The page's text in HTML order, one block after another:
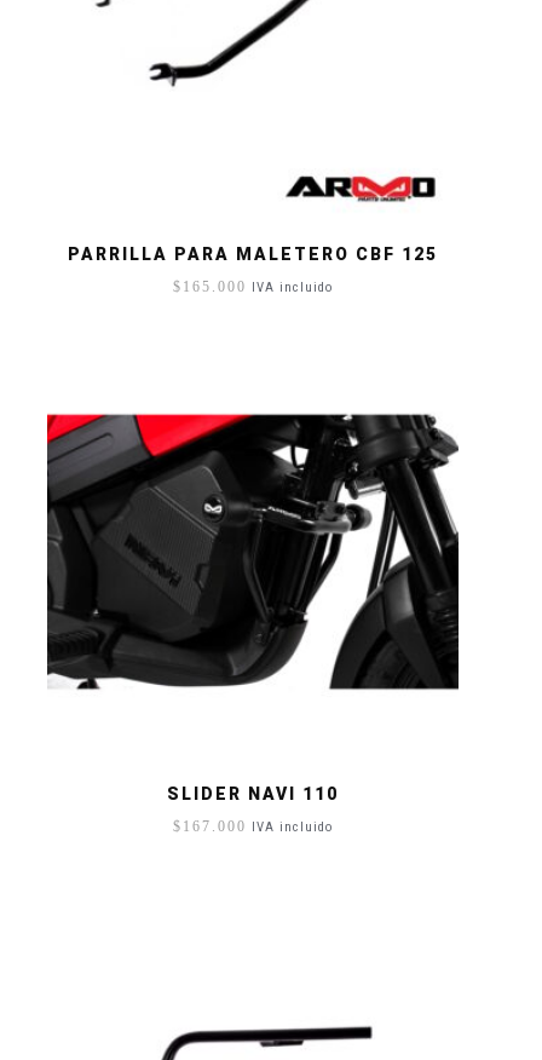
PARRILLA PARA MALETERO CBF 125
$ 165.000 IVA incluido
SLIDER NAVI 110
$ 167.000 IVA incluido